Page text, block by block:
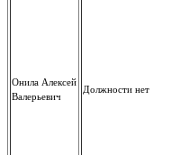
Онила Алексей
Валерьевич
Должности нет